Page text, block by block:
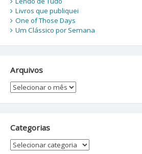
Livros que publiquei
One of Those Days
Um Clássico por Semana
Arquivos
Arquivos
Categorias
Categorias